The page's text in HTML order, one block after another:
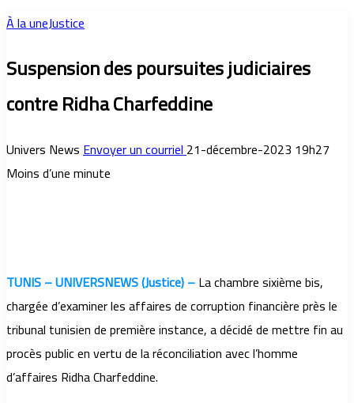
À la uneJustice
Suspension des poursuites judiciaires
contre Ridha Charfeddine
Univers NewsEnvoyer un courriel21-décembre-2023 19h27
Moins d’une minute
TUNIS – UNIVERSNEWS (Justice) –La chambre sixième bis,
chargée d’examiner les affaires de corruption financière près le
tribunal tunisien de première instance, a décidé de mettre fin au
procès public en vertu de la réconciliation avec l’homme
d’affaires Ridha Charfeddine.